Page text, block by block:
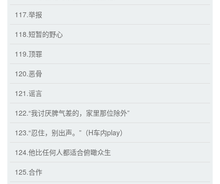
117.举报
118.短暂的野心
119.顶罪
120.恶骨
121.谣言
122.“我讨厌脾气差的，家里那位除外”
123.“忍住，别出声。”（H车内play）
124.他比任何人都适合俯瞰众生
125.合作